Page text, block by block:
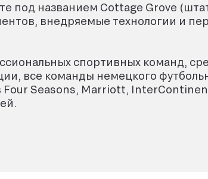
под названием Cottage Grove
внедряемые технологии и
спортивных команд,
все команды немецкого
Seasons, Marriott,